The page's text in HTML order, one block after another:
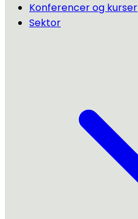
Konferencer og kurser
Sektor